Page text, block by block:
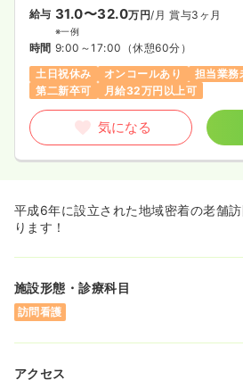
給与 31.0〜32.0万円/月 賞与3ヶ月
※一例
時間 9:00～17:00 （休憩60分）
土日祝休み
オンコールあり 担当業務
第二新卒可
月給32万円以上可
気になる
平成6年に設立された地域密着の老舗
ります！
施設形態・診療科目
訪問看護
アクセス